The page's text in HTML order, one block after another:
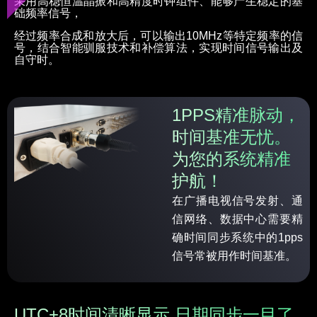
础频率信号，
经过频率合成和放大后，可以输出10MHz等特定频率的信
号，结合智能驯服技术和补偿算法，实现时间信号输出及
自守时。
1PPS精准脉动，
时间基准无忧。
为您的系统精准
护航！
在广播电视信号发射、通
信网络、数据中心需要精
确时间同步系统中的1pps
信号常被用作时间基准。